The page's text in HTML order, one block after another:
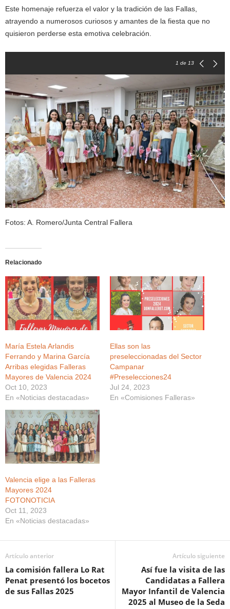
Este homenaje refuerza el valor y la tradición de las Fallas,
atrayendo a numerosos curiosos y amantes de la fiesta que no
quisieron perderse esta emotiva celebración.
1 de 13
Fotos: A. Romero/Junta Central Fallera
Relacionado
María Estela Arlandis
Ferrando y Marina García
Arribas elegidas Falleras
Mayores de Valencia 2024
Oct 10, 2023
En «Noticias destacadas»
Ellas son las
preseleccionadas del Sector
Campanar
#Preselecciones24
Jul 24, 2023
En «Comisiones Falleras»
Valencia elige a las Falleras
Mayores 2024
FOTONOTICIA
Oct 11, 2023
En «Noticias destacadas»
Artículo anterior
La comisión fallera Lo Rat
Penat presentó los bocetos
de sus Fallas 2025
Artículo siguiente
Así fue la visita de las
Candidatas a Fallera
Mayor Infantil de Valencia
2025 al Museo de la Seda